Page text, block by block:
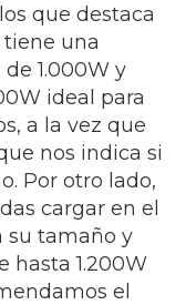
que destaca
tiene una
1.000W y
ideal para
a la vez que
nos indica si
Por otro lado,
cargar en el
su tamaño y
hasta 1.200W
el